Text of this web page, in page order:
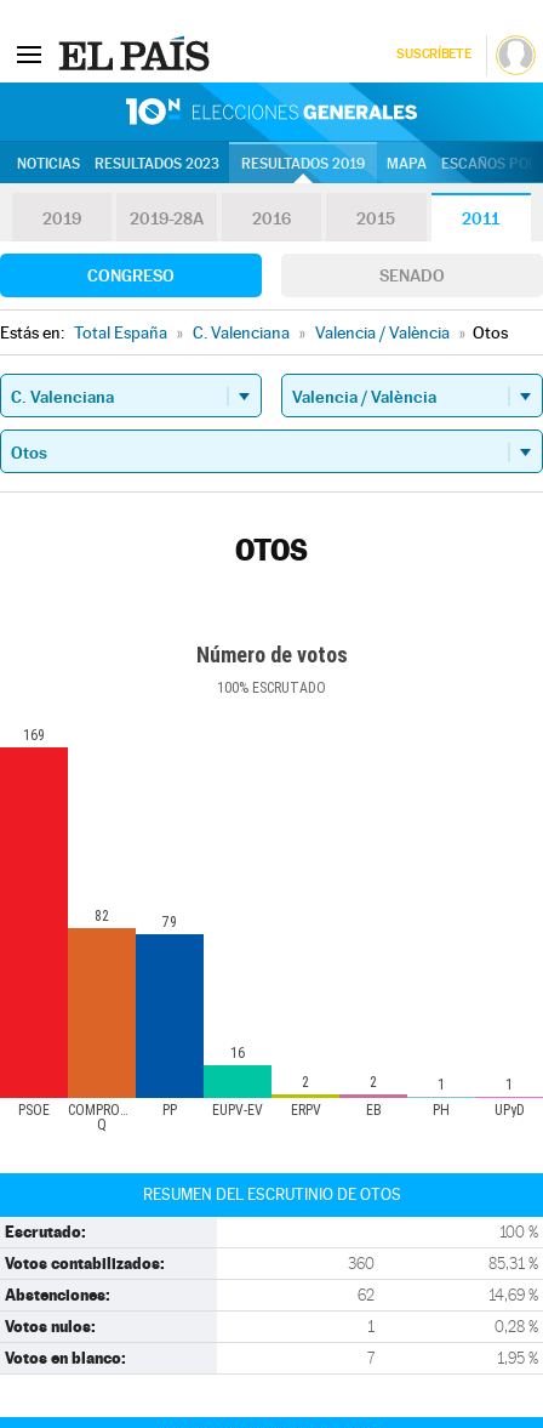
SUSCRÍBETE
NOTICIAS RESULTADOS 2023 RESULTADOS 2019 MAPA ESCAÑOS
2019 2019-28A 2016 2015 2011
CONGRESO SENADO
Estás en: Total España » C. Valenciana » Valencia / València » Otos
OTOS
Número de votos
100% ESCRUTADO
PSOE
COMPROMÍS-
Q
PP EUPV-EV ERPV EB PH UPyD
169
82 79
16
2
2 1 1
RESUMEN DEL ESCRUTINIO DE OTOS
Escrutado: 100 %
Votos contabilizados: 360 85,31 %
Abstenciones: 62 14,69 %
Votos nulos: 1 0,28 %
Votos en blanco: 7 1,95 %